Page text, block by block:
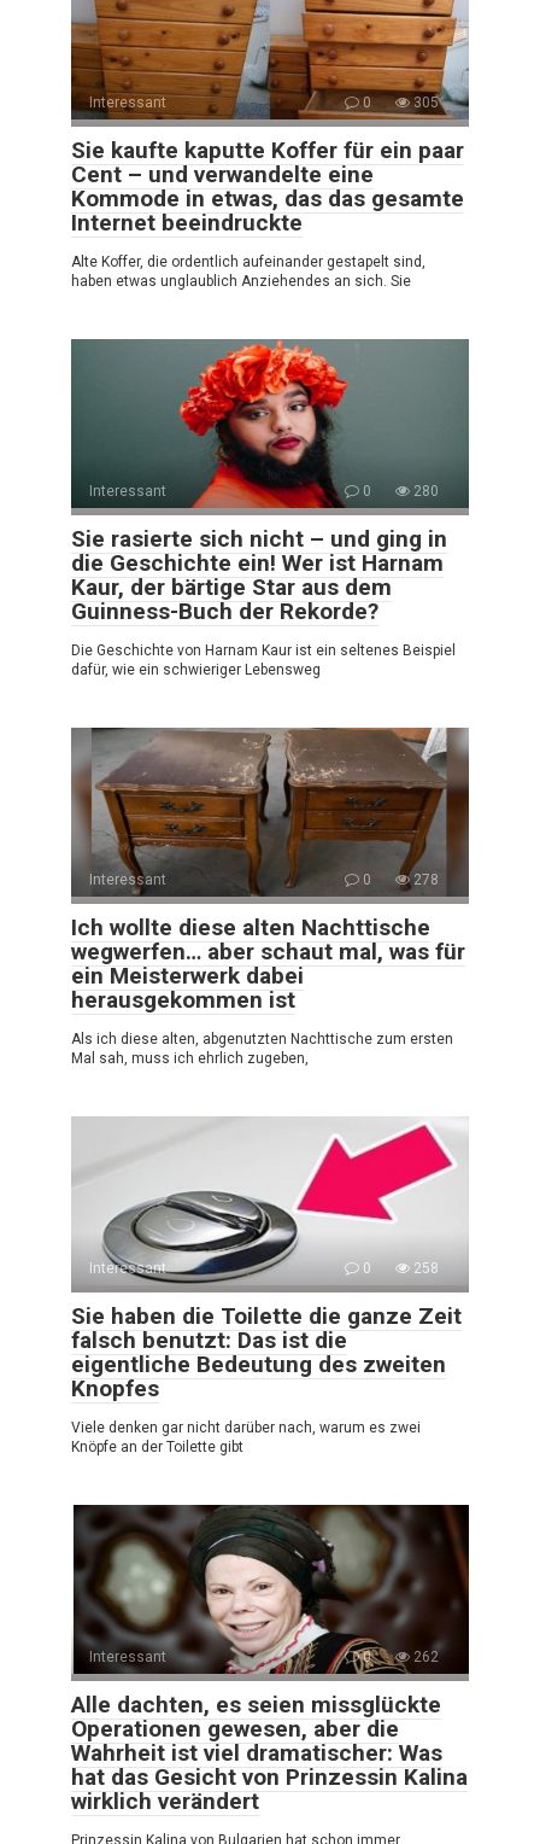
Interessant 0 305
Sie kaufte kaputte Koffer für ein paar
Cent – und verwandelte eine
Kommode in etwas, das das gesamte
Internet beeindruckte
Alte Koffer, die ordentlich aufeinander gestapelt sind,
haben etwas unglaublich Anziehendes an sich. Sie
Interessant 0 280
Sie rasierte sich nicht – und ging in
die Geschichte ein! Wer ist Harnam
Kaur, der bärtige Star aus dem
Guinness-Buch der Rekorde?
Die Geschichte von Harnam Kaur ist ein seltenes Beispiel
dafür, wie ein schwieriger Lebensweg
Interessant 0 278
Ich wollte diese alten Nachttische
wegwerfen… aber schaut mal, was für
ein Meisterwerk dabei
herausgekommen ist
Als ich diese alten, abgenutzten Nachttische zum ersten
Mal sah, muss ich ehrlich zugeben,
Interessant 0 258
Sie haben die Toilette die ganze Zeit
falsch benutzt: Das ist die
eigentliche Bedeutung des zweiten
Knopfes
Viele denken gar nicht darüber nach, warum es zwei
Knöpfe an der Toilette gibt
Interessant 0 262
Alle dachten, es seien missglückte
Operationen gewesen, aber die
Wahrheit ist viel dramatischer: Was
hat das Gesicht von Prinzessin Kalina
wirklich verändert
Prinzessin Kalina von Bulgarien hat schon immer